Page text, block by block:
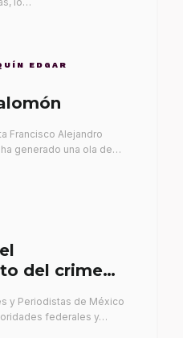
EDGAR
Francisco Alejandro
generado una ola de…
del crimen
y Periodistas de México
federales y…